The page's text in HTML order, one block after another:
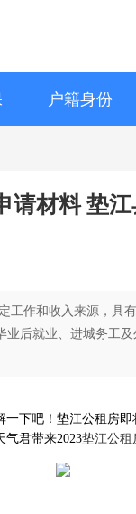
户籍身份
请材料 垫
工作和收入来源，具
后就业、进城务工
下吧！垫江公租房
气君带来2023垫江公租